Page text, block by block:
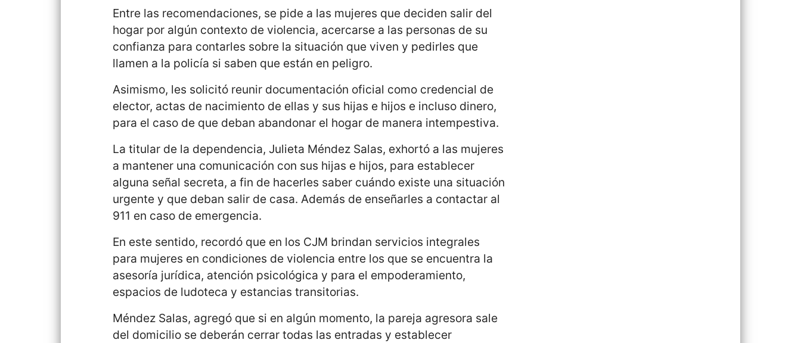
Entre las recomendaciones, se pide a las mujeres que deciden salir del
hogar por algún contexto de violencia, acercarse a las personas de su
confianza para contarles sobre la situación que viven y pedirles que
llamen a la policía si saben que están en peligro.
Asimismo, les solicitó reunir documentación oficial como credencial de
elector, actas de nacimiento de ellas y sus hijas e hijos e incluso dinero,
para el caso de que deban abandonar el hogar de manera intempestiva.
La titular de la dependencia, Julieta Méndez Salas, exhortó a las mujeres
a mantener una comunicación con sus hijas e hijos, para establecer
alguna señal secreta, a fin de hacerles saber cuándo existe una situación
urgente y que deban salir de casa. Además de enseñarles a contactar al
911 en caso de emergencia.
En este sentido, recordó que en los CJM brindan servicios integrales
para mujeres en condiciones de violencia entre los que se encuentra la
asesoría jurídica, atención psicológica y para el empoderamiento,
espacios de ludoteca y estancias transitorias.
Méndez Salas, agregó que si en algún momento, la pareja agresora sale
del domicilio se deberán cerrar todas las entradas y establecer